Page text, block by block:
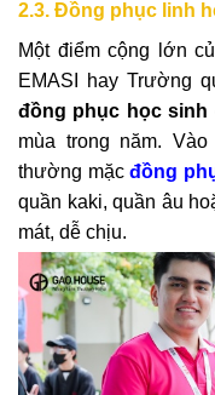
2.3. Đồng phục linh
Một điểm cộng lớn
EMASI hay Trường
đồng phục học sinh
mùa trong năm.
thường mặc đồng
quần kaki, quần âu
mát, dễ chịu.